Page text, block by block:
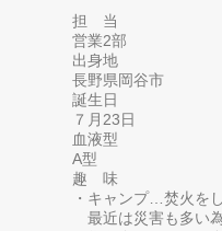
担 当
営業2部
出身地
長野県岡谷市
誕生日
７月23日
血液型
A型
趣 味
・キャンプ…焚火を
最近は災害も多い